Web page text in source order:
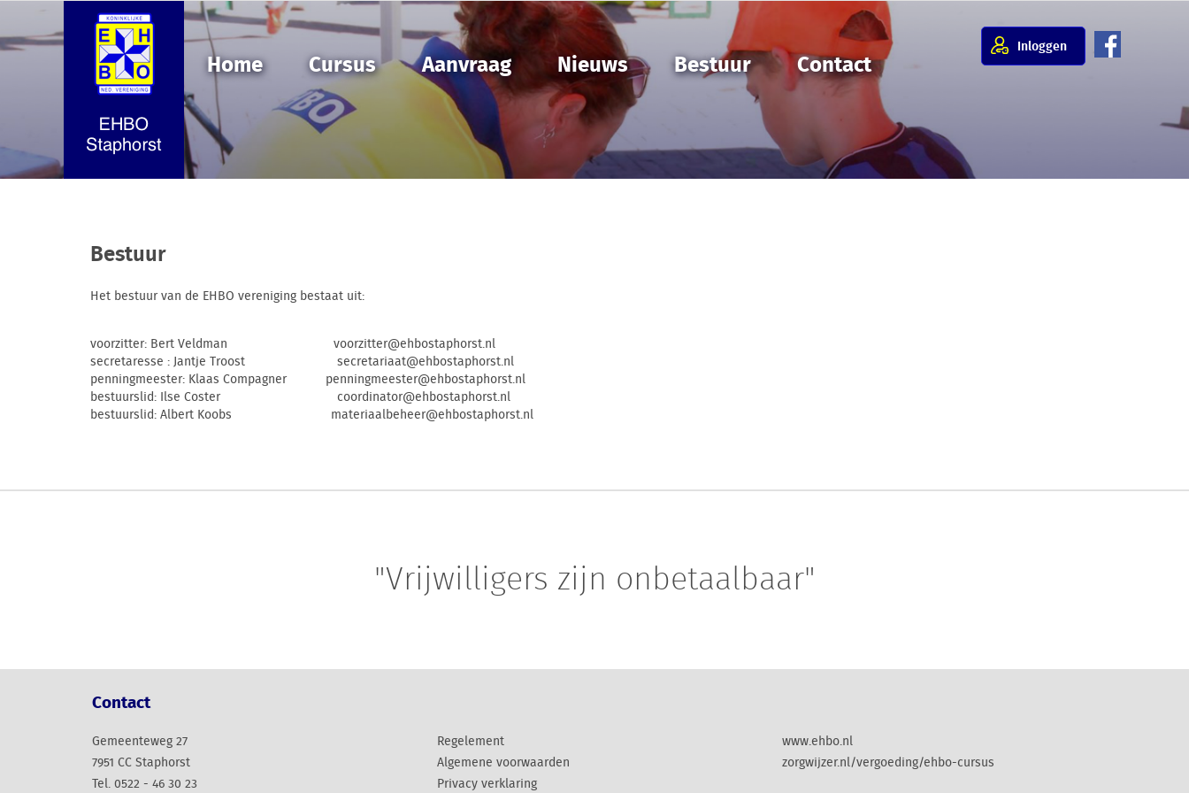
Inloggen
Home Cursus Aanvraag Nieuws Bestuur Contact
Bestuur
Het bestuur van de EHBO vereniging bestaat uit:
voorzitter: Bert Veldman voorzitter@ehbostaphorst.nl
secretaresse : Jantje Troost secretariaat@ehbostaphorst.nl
penningmeester: Klaas Compagner penningmeester@ehbostaphorst.nl
bestuurslid: Ilse Coster coordinator@ehbostaphorst.nl
bestuurslid: Albert Koobs materiaalbeheer@ehbostaphorst.nl
"Vrijwilligers zijn onbetaalbaar"
Contact
Gemeenteweg 27
7951 CC Staphorst
Tel. 0522 - 46 30 23
Regelement
Algemene voorwaarden
Privacy verklaring
www.ehbo.nl
zorgwijzer.nl/vergoeding/ehbo-cursus